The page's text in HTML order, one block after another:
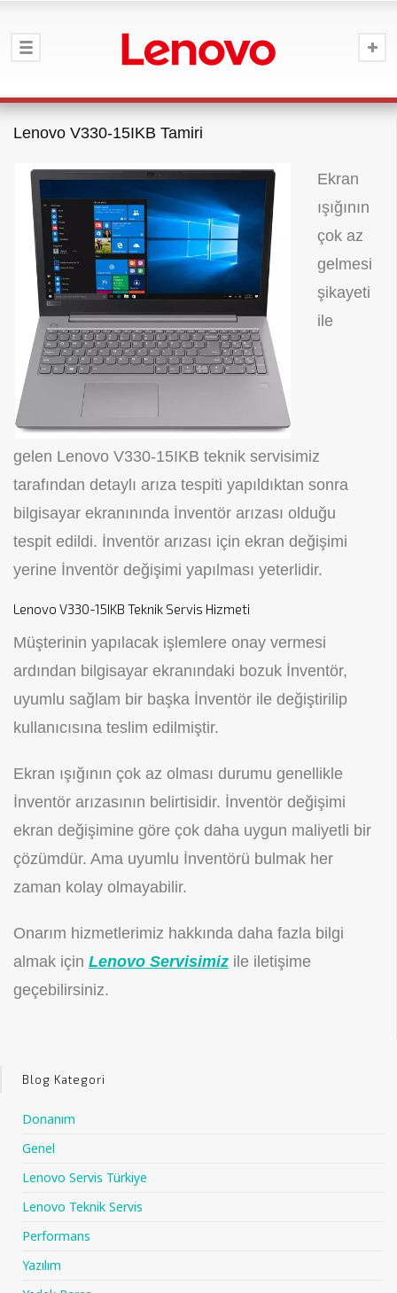
Lenovo V330-15IKB Tamiri
Ekran
ışığının
çok az
gelmesi
şikayeti
ile
gelen Lenovo V330-15IKB teknik servisimiz
tarafından detaylı arıza tespiti yapıldıktan sonra
bilgisayar ekranınında İnventör arızası olduğu
tespit edildi. İnventör arızası için ekran değişimi
yerine İnventör değişimi yapılması yeterlidir.
Lenovo V330-15IKB Teknik Servis Hizmeti
Müşterinin yapılacak işlemlere onay vermesi
ardından bilgisayar ekranındaki bozuk İnventör,
uyumlu sağlam bir başka İnventör ile değiştirilip
kullanıcısına teslim edilmiştir.
Ekran ışığının çok az olması durumu genellikle
İnventör arızasının belirtisidir. İnventör değişimi
ekran değişimine göre çok daha uygun maliyetli bir
çözümdür. Ama uyumlu İnventörü bulmak her
zaman kolay olmayabilir.
Onarım hizmetlerimiz hakkında daha fazla bilgi
almak için Lenovo Servisimiz ile iletişime
geçebilirsiniz.
Blog Kategori
Donanım
Genel
Lenovo Servis Türkiye
Lenovo Teknik Servis
Performans
Yazılım